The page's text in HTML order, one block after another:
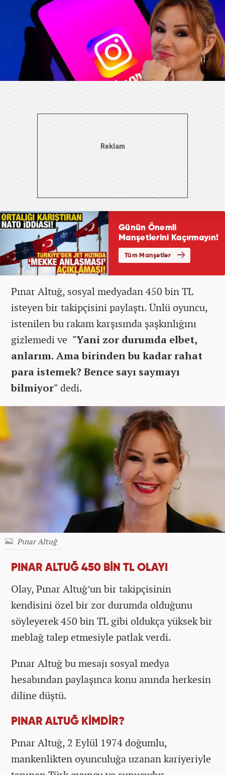
Pınar Altuğ, sosyal medyadan 450 bin TL
isteyen bir takipçisini paylaştı. Ünlü oyuncu,
istenilen bu rakam karşısında şaşkınlığını
gizlemedi ve "Yani zor durumda elbet,
anlarım. Ama birinden bu kadar rahat
para istemek? Bence sayı saymayı
bilmiyor" dedi.
Pınar Altuğ
PINAR ALTUĞ 450 BİN TL OLAYI
Olay, Pınar Altuğ’un bir takipçisinin
kendisini özel bir zor durumda olduğunu
söyleyerek 450 bin TL gibi oldukça yüksek bir
meblağ talep etmesiyle patlak verdi.
Pınar Altuğ bu mesajı sosyal medya
hesabından paylaşınca konu anında herkesin
diline düştü.
PINAR ALTUĞ KİMDİR?
Pınar Altuğ, 2 Eylül 1974 doğumlu,
mankenlikten oyunculuğa uzanan kariyeriyle